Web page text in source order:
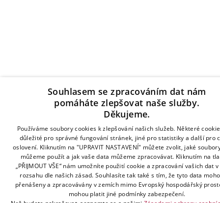
Souhlasem se zpracováním dat nám
pomáháte zlepšovat naše služby.
Děkujeme.
Používáme soubory cookies k zlepšování našich služeb. Některé
důležité pro správné fungování stránek, jiné pro statistiky a další pro
oslovení. Kliknutím na "UPRAVIT NASTAVENÍ" můžete zvolit, jaké
můžeme použít a jak vaše data můžeme zpracovávat. Kliknutím na
„PŘIJMOUT VŠE“ nám umožníte použití cookie a zpracování vašich dat
rozsahu dle našich zásad. Souhlasíte tak také s tím, že tyto data
přenášeny a zpracovávány v zemích mimo Evropský hospodářský
mohou platit jiné podmínky zabezpečení.